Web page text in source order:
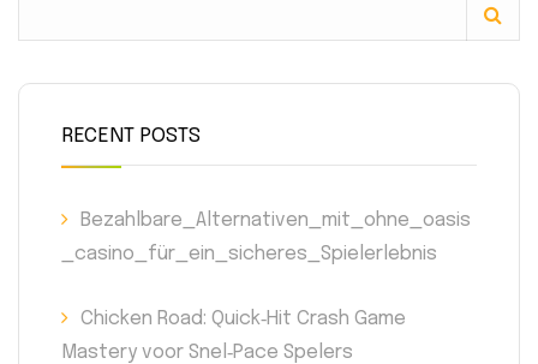
RECENT POSTS
Bezahlbare_Alternativen_mit_ohne_oasis
_casino_für_ein_sicheres_Spielerlebnis
Chicken Road: Quick‑Hit Crash Game
Mastery voor Snel‑Pace Spelers